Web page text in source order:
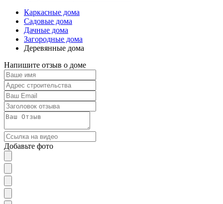
Каркасные дома
Садовые дома
Дачные дома
Загородные дома
Деревянные дома
Напишите отзыв о доме
Добавьте фото